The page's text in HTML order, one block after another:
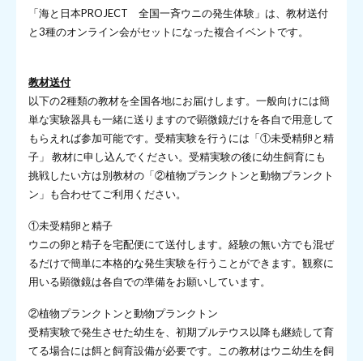
「海と日本PROJECT 全国一斉ウニの発生体験」は、教材送付
と3種のオンライン会がセットになった複合イベントです。
教材送付
以下の2種類の教材を全国各地にお届けします。一般向けには簡
単な実験器具も一緒に送りますので顕微鏡だけを各自で用意して
もらえれば参加可能です。受精実験を行うには「①未受精卵と精
子」 教材に申し込んでください。受精実験の後に幼生飼育にも
挑戦したい方は別教材の「②植物プランクトンと動物プランクト
ン」も合わせてご利用ください。
①未受精卵と精子
ウニの卵と精子を宅配便にて送付します。経験の無い方でも混ぜ
るだけで簡単に本格的な発生実験を行うことができます。観察に
用いる顕微鏡は各自での準備をお願いしています。
②植物プランクトンと動物プランクトン
受精実験で発生させた幼生を、初期プルテウス以降も継続して育
てる場合には餌と飼育設備が必要です。この教材はウニ幼生を飼